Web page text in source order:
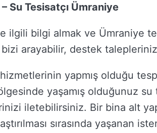
Su Tesisatçı Ümraniye
ilgili bilgi almak ve Ümraniye
arayabilir, destek
hizmetlerinin yapmış olduğu
yaşamış olduğunuz su
iletebilirsiniz. Bir bina alt
sırasında yaşanan